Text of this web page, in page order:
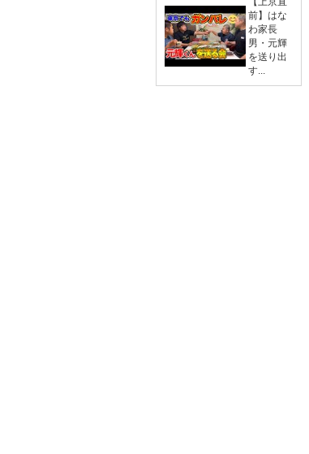
前】はな
わ家長
男・元輝
を送り出
す...